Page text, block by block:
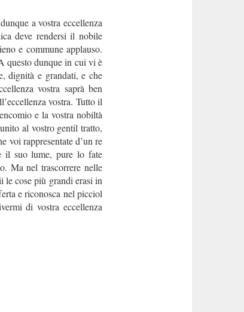
a vostra eccellenza
deve rendersi il nobile
e commune applauso.
questo dunque in cui vi è
dignità e grandati, e che
vostra saprà ben
vostra. Tutto il
e la vostra nobiltà
al vostro gentil tratto,
voi rappresentate d’un re
il suo lume, pure lo fate
Ma nel trascorrere nelle
le cose più grandi erasi in
e riconosca nel picciol
di vostra eccellenza